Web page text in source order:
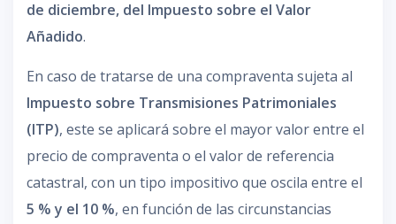
de diciembre, del Impuesto sobre el Valor
Añadido.
En caso de tratarse de una compraventa sujeta al
Impuesto sobre Transmisiones Patrimoniales
(ITP), este se aplicará sobre el mayor valor entre el
precio de compraventa o el valor de referencia
catastral, con un tipo impositivo que oscila entre el
5 % y el 10 %, en función de las circunstancias